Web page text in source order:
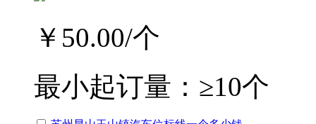
￥50.00/个
最小起订量： ≥10个